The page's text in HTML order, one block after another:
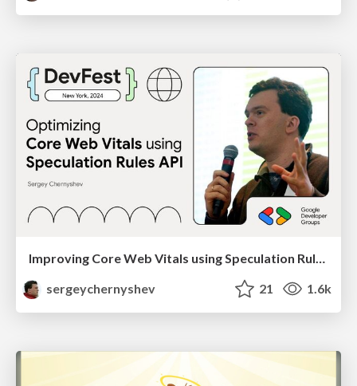
sergeychernyshev
21 1.6k